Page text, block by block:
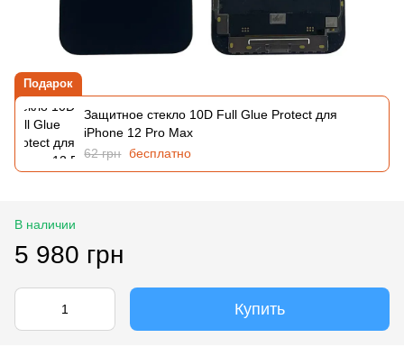
Подарок
Защитное стекло 10D Full Glue Protect для
iPhone 12 Pro Max
62 грн бесплатно
В наличии
5 980 грн
Купить